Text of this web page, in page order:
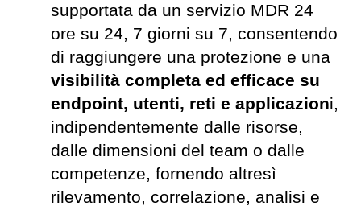
supportata da un servizio MDR 24
ore su 24, 7 giorni su 7, consentendo
di raggiungere una protezione e una
visibilità completa ed efficace su
endpoint, utenti, reti e applicazioni,
indipendentemente dalle risorse,
dalle dimensioni del team o dalle
competenze, fornendo altresì
rilevamento, correlazione, analisi e